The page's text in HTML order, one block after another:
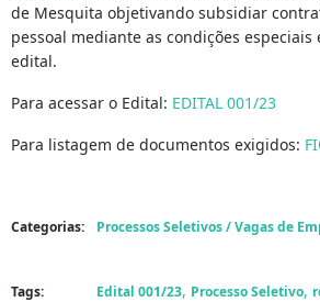
de Mesquita objetivando subsidiar
pessoal mediante as condições
edital.
Para acessar o Edital: EDITAL 001/23
Para listagem de documentos exigidos:
Categorias: Processos Seletivos / Vagas de
Tags: Edital 001/23, Processo Seletivo,